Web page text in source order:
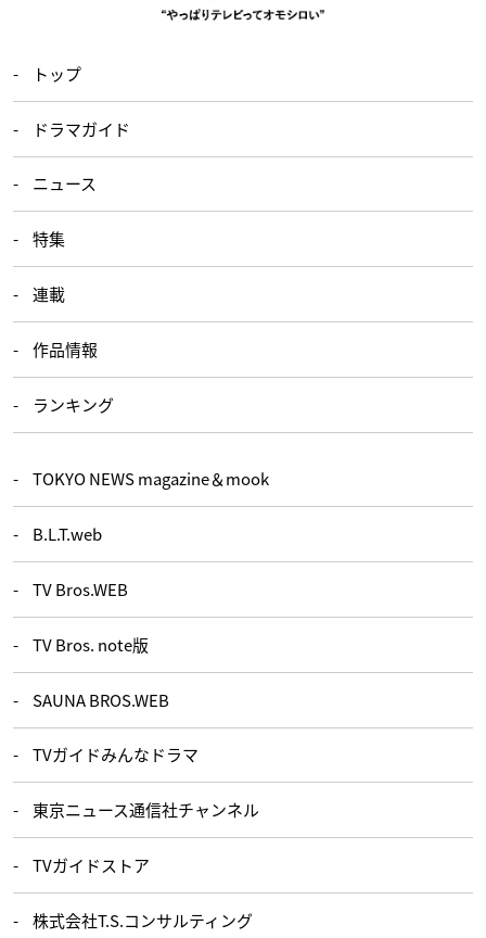
トップ
ドラマガイド
ニュース
特集
連載
作品情報
ランキング
TOKYO NEWS magazine＆mook
B.L.T.web
TV Bros.WEB
TV Bros. note版
SAUNA BROS.WEB
TVガイドみんなドラマ
東京ニュース通信社チャンネル
TVガイドストア
株式会社T.S.コンサルティング